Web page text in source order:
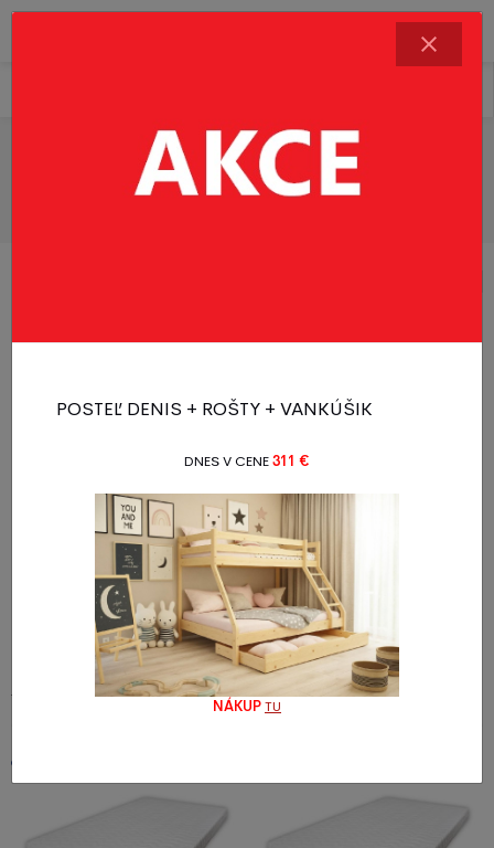
Poťahy na matrace
Prešívaný poťah na matrac
180/200 cm
93,91 € 78,88 €
14 dní
Prešívaný poťah na matrac
160/200 cm
83,03 € 69,74 €
POSTEĽ DENIS + ROŠTY + VANKÚŠIK
DNES V CENE311 €
NÁKUPTU